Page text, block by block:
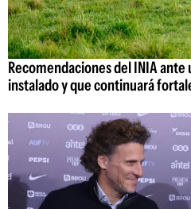
Recomendaciones del INIA ante
instalado y que continuará